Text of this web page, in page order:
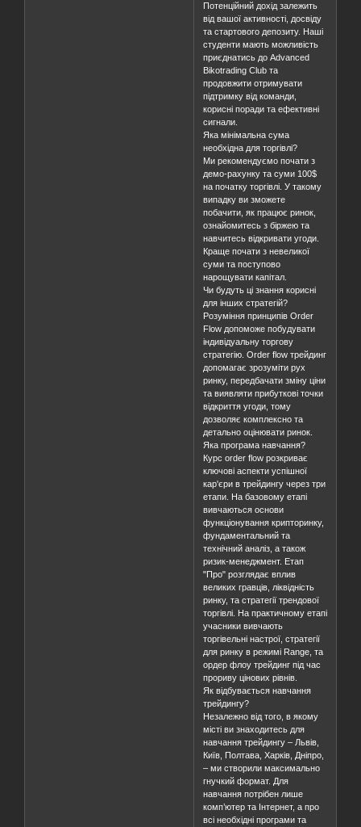
Потенційний дохід залежить
від вашої активності, досвіду
та стартового депозиту. Наші
студенти мають можливість
приєднатись до Advanced
Bikotrading Club та
продовжити отримувати
підтримку від команди,
корисні поради та ефективні
сигнали.
Яка мінімальна сума
необхідна для торгівлі?
Ми рекомендуємо почати з
демо-рахунку та суми 100$
на початку торгівлі. У такому
випадку ви зможете
побачити, як працює ринок,
ознайомитесь з біржею та
навчитесь відкривати угоди.
Краще почати з невеликої
суми та поступово
нарощувати капітал.
Чи будуть ці знання корисні
для інших стратегій?
Розуміння принципів Order
Flow допоможе побудувати
індивідуальну торгову
стратегію. Order flow трейдинг
допомагає зрозуміти рух
ринку, передбачати зміну ціни
та виявляти прибуткові точки
відкриття угоди, тому
дозволяє комплексно та
детально оцінювати ринок.
Яка програма навчання?
Курс order flow розкриває
ключові аспекти успішної
кар'єри в трейдингу через три
етапи. На базовому етапі
вивчаються основи
функціонування крипторинку,
фундаментальний та
технічний аналіз, а також
ризик-менеджмент. Етап
"Про" розглядає вплив
великих гравців, ліквідність
ринку, та стратегії трендової
торгівлі. На практичному етапі
учасники вивчають
торгівельні настрої, стратегії
для ринку в режимі Range, та
ордер флоу трейдинг під час
прориву цінових рівнів.
Як відбувається навчання
трейдингу?
Незалежно від того, в якому
місті ви знаходитесь для
навчання трейдингу – Львів,
Київ, Полтава, Харків, Дніпро,
– ми створили максимально
гнучкий формат. Для
навчання потрібен лише
комп’ютер та Інтернет, а про
всі необхідні програми та